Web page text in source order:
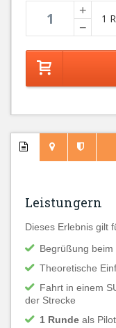
+
−
Leistungern
Dieses Erlebnis gilt
Begrüßung
Theoretische
Fahrt in einem
der Strecke
1 Runde als